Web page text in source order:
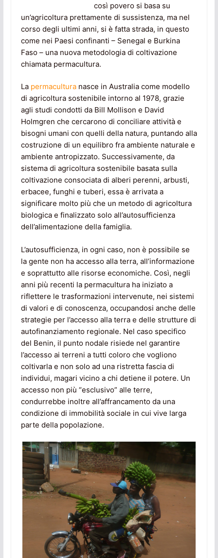
così povero si basa su
un’agricoltura prettamente di sussistenza, ma nel
corso degli ultimi anni, si è fatta strada, in questo
come nei Paesi confinanti – Senegal e Burkina
Faso – una nuova metodologia di coltivazione
chiamata permacultura.
La permaculturanasce in Australia come modello
di agricoltura sostenibile intorno al 1978, grazie
agli studi condotti da Bill Mollison e David
Holmgren che cercarono di conciliare attività e
bisogni umani con quelli della natura, puntando alla
costruzione di un equilibro fra ambiente naturale e
ambiente antropizzato. Successivamente, da
sistema di agricoltura sostenibile basata sulla
coltivazione consociata di alberi perenni, arbusti,
erbacee, funghi e tuberi, essa è arrivata a
significare molto più che un metodo di agricoltura
biologica e finalizzato solo all’autosufficienza
dell’alimentazione della famiglia.
L’autosufficienza, in ogni caso, non è possibile se
la gente non ha accesso alla terra, all’informazione
e soprattutto alle risorse economiche. Così, negli
anni più recenti la permacultura ha iniziato a
riflettere le trasformazioni intervenute, nei sistemi
di valori e di conoscenza, occupandosi anche delle
strategie per l’accesso alla terra e delle strutture di
autofinanziamento regionale. Nel caso specifico
del Benin, il punto nodale risiede nel garantire
l’accesso ai terreni a tutti coloro che vogliono
coltivarla e non solo ad una ristretta fascia di
individui, magari vicino a chi detiene il potere. Un
accesso non più “esclusivo” alle terre,
condurrebbe inoltre all’affrancamento da una
condizione di immobilità sociale in cui vive larga
parte della popolazione.